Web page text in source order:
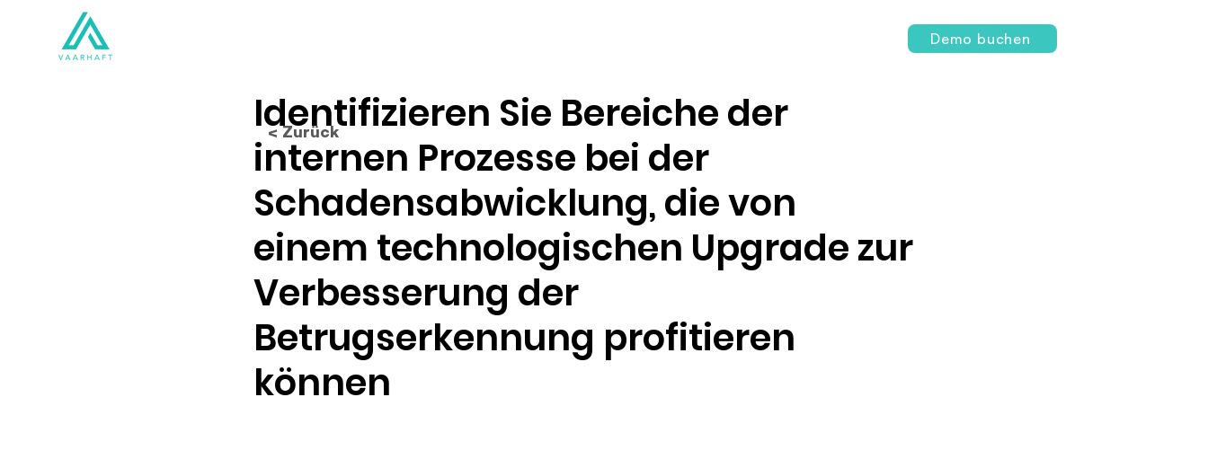
Demo buchen
Identifizieren Sie Bereiche der
internen Prozesse bei der
Schadensabwicklung, die von
einem technologischen Upgrade zur
Verbesserung der
Betrugserkennung profitieren
können
< Zurück